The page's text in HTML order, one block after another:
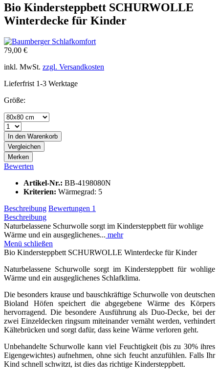
Bio Kindersteppbett SCHURWOLLE
Winterdecke für Kinder
79,00 €
inkl. MwSt. zzgl. Versandkosten
Lieferfrist 1-3 Werktage
Größe:
In den Warenkorb
Vergleichen
Merken
Bewerten
Artikel-Nr.: BB-4198080N
Kriterien: Wärmegrad: 5
Beschreibung Bewertungen 1
Beschreibung
Naturbelassene Schurwolle sorgt im Kindersteppbett für wohlige
Wärme und ein ausgeglichenes... mehr
Menü schließen
Bio Kindersteppbett SCHURWOLLE Winterdecke für Kinder
Naturbelassene Schurwolle sorgt im Kindersteppbett für wohlige
Wärme und ein ausgeglichenes Schlafklima.
Die besonders krause und bauschkräftige Schurwolle von deutschen
Bioland Höfen speichert die abgegebene Wärme des Körpers
hervorragend. Die besondere Ausführung als Duo-Decke, bei der
zwei Einzeldecken ringsum miteinander vernäht werden, verhindert
Kältebrücken und sorgt dafür, dass keine Wärme verloren geht.
Unbehandelte Schurwolle kann viel Feuchtigkeit (bis zu 30% ihres
Eigengewichtes) aufnehmen, ohne sich feucht anzufühlen. Falls Ihr
Kind schnell schwitzt, ist dies das richtige Kindersteppbett.